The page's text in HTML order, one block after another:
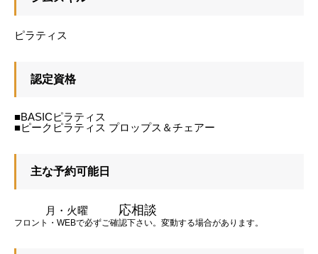
ピラティス
認定資格
■BASICピラティス
■ピークピラティス プロップス＆チェアー
主な予約可能日
月・火曜 応相談
フロント・WEBで必ずご確認下さい。変動する場合があります。